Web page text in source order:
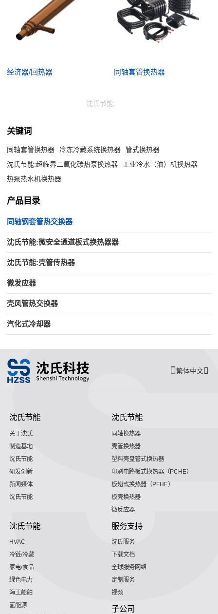
经济器/回热器 同轴套管换热器
沈氏节能:
关键词
同轴套管换热器 冷冻冷藏系统换热器
管式换热器
沈氏节能:超临界二氧化碳热泵换热器
工业冷水（油）机换热器
热泵热水机换热器
产品目录
同轴钢套管热交换器
沈氏节能:微安全通道板式换热器器
沈氏节能:壳管传热器
微发应器
壳风管热交换器
汽化式冷却器
繁体中文
沈氏节能
关于沈氏
制造基地
沈氏节能
研发创新
新闻媒体
沈氏节能
沈氏节能
同轴换热器
壳管换热器
塑料壳盘管式换热器
印刷电路板式换热器（PCHE）
板翅式换热器（PFHE）
板壳换热器
微反应器
沈氏节能
HVAC
冷链/冷藏
家电/食品
绿色电力
海工船舶
氢能源
服务支持
沈氏服务
下载文档
全球服务网络
定制服务
视频
子公司